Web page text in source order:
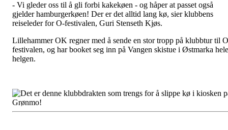
- Vi gleder oss til å gli forbi kakekøen - og håper at passet også
gjelder hamburgerkøen! Der er det alltid lang kø, sier klubbens
reiseleder for O-festivalen, Guri Stenseth Kjøs.
Lillehammer OK regner med å sende en stor tropp på klubbtur til
festivalen, og har booket seg inn på Vangen skistue i Østmarka hele
helgen.